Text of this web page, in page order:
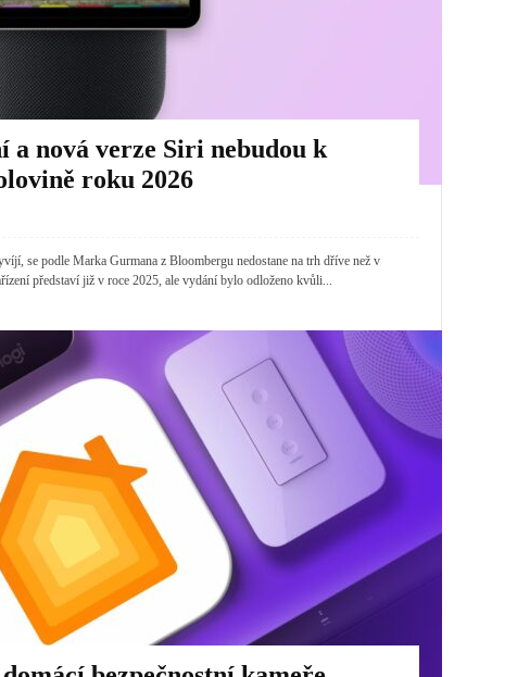
a nová verze Siri nebudou k
roku 2026
se podle Marka Gurmana z Bloombergu nedostane na trh dříve než v
představí již v roce 2025, ale vydání bylo odloženo kvůli...